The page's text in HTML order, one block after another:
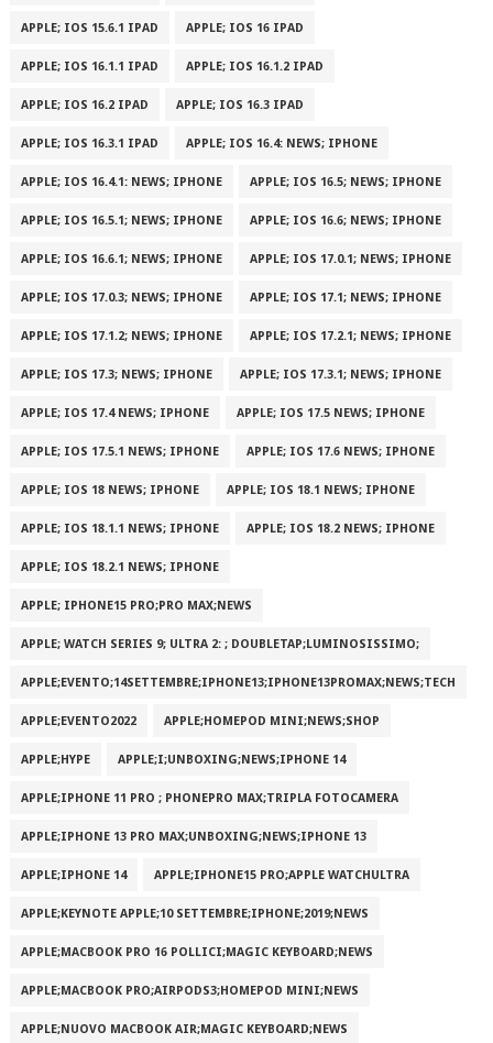
APPLE; IOS 15.6.1 IPAD APPLE; IOS 16 IPAD
APPLE; IOS 16.1.1 IPAD APPLE; IOS 16.1.2 IPAD
APPLE; IOS 16.2 IPAD APPLE; IOS 16.3 IPAD
APPLE; IOS 16.3.1 IPAD APPLE; IOS 16.4: NEWS; IPHONE
APPLE; IOS 16.4.1: NEWS; IPHONE APPLE; IOS 16.5; NEWS; IPHONE
APPLE; IOS 16.5.1; NEWS; IPHONE APPLE; IOS 16.6; NEWS; IPHONE
APPLE; IOS 16.6.1; NEWS; IPHONE APPLE; IOS 17.0.1; NEWS; IPHONE
APPLE; IOS 17.0.3; NEWS; IPHONE APPLE; IOS 17.1; NEWS; IPHONE
APPLE; IOS 17.1.2; NEWS; IPHONE APPLE; IOS 17.2.1; NEWS; IPHONE
APPLE; IOS 17.3; NEWS; IPHONE APPLE; IOS 17.3.1; NEWS; IPHONE
APPLE; IOS 17.4 NEWS; IPHONE APPLE; IOS 17.5 NEWS; IPHONE
APPLE; IOS 17.5.1 NEWS; IPHONE APPLE; IOS 17.6 NEWS; IPHONE
APPLE; IOS 18 NEWS; IPHONE APPLE; IOS 18.1 NEWS; IPHONE
APPLE; IOS 18.1.1 NEWS; IPHONE APPLE; IOS 18.2 NEWS; IPHONE
APPLE; IOS 18.2.1 NEWS; IPHONE
APPLE; IPHONE15 PRO;PRO MAX;NEWS
APPLE; WATCH SERIES 9; ULTRA 2: ; DOUBLETAP;LUMINOSISSIMO;
APPLE;EVENTO;14SETTEMBRE;IPHONE13;IPHONE13PROMAX;NEWS;TECH
APPLE;EVENTO2022 APPLE;HOMEPOD MINI;NEWS;SHOP
APPLE;HYPE APPLE;I;UNBOXING;NEWS;IPHONE 14
APPLE;IPHONE 11 PRO ; PHONEPRO MAX;TRIPLA FOTOCAMERA
APPLE;IPHONE 13 PRO MAX;UNBOXING;NEWS;IPHONE 13
APPLE;IPHONE 14 APPLE;IPHONE15 PRO;APPLE WATCHULTRA
APPLE;KEYNOTE APPLE;10 SETTEMBRE;IPHONE;2019;NEWS
APPLE;MACBOOK PRO 16 POLLICI;MAGIC KEYBOARD;NEWS
APPLE;MACBOOK PRO;AIRPODS3;HOMEPOD MINI;NEWS
APPLE;NUOVO MACBOOK AIR;MAGIC KEYBOARD;NEWS